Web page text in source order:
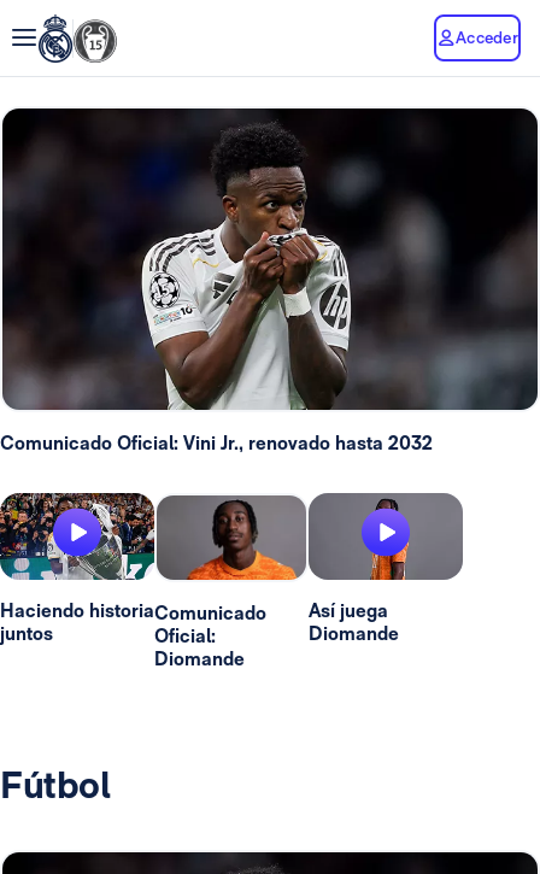
Acceder
Comunicado Oficial: Vini Jr., renovado hasta 2032
Haciendo historia
juntos
Comunicado
Oficial:
Diomande
Así juega
Diomande
Fútbol